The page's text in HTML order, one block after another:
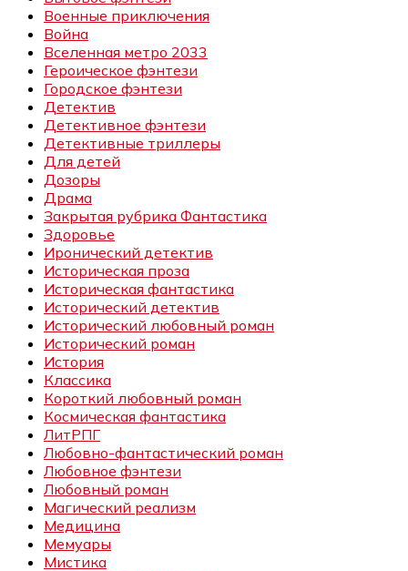
Военные приключения
Война
Вселенная метро 2033
Героическое фэнтези
Городское фэнтези
Детектив
Детективное фэнтези
Детективные триллеры
Для детей
Дозоры
Драма
Закрытая рубрика Фантастика
Здоровье
Иронический детектив
Историческая проза
Историческая фантастика
Исторический детектив
Исторический любовный роман
Исторический роман
История
Классика
Короткий любовный роман
Космическая фантастика
ЛитРПГ
Любовно-фантастический роман
Любовное фэнтези
Любовный роман
Магический реализм
Медицина
Мемуары
Мистика